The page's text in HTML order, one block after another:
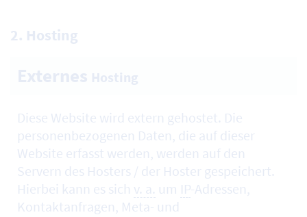
2. Hosting
Diese Website wird extern gehostet. Die
personenbezogenen Daten, die auf dieser
Website erfasst werden, werden auf den
Servern des Hosters / der Hoster gespeichert.
Hierbei kann es sich v. a. um IP-Adressen,
Kontaktanfragen, Meta- und